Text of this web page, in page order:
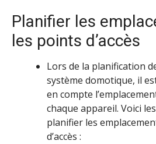
Planifier les
les points d’accès
Lors de la planification
système domotique, il
en compte
chaque appareil. Voici
planifier les
d’accès :